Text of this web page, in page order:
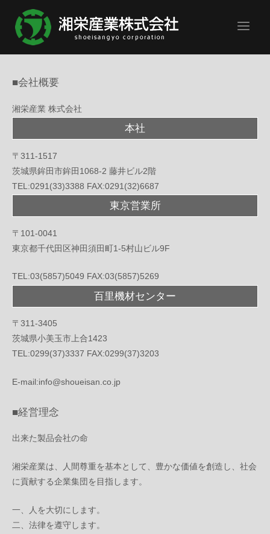
content
Home
■会社概要
湘栄産業 株式会社
本社
〒311-1517
茨城県鉾田市鉾田1068-2 藤井ビル2階
TEL:0291(33)3388 FAX:0291(32)6687
東京営業所
〒101-0041
東京都千代田区神田須田町1-5村山ビル9F
TEL:03(5857)5049 FAX:03(5857)5269
百里機材センター
〒311-3405
茨城県小美玉市上合1423
TEL:0299(37)3337 FAX:0299(37)3203
E-mail:info@shoueisan.co.jp
■経営理念
出来た製品会社の命
湘栄産業は、人間尊重を基本として、豊かな価値を創造し、社会
に貢献する企業集団を目指します。
一、人を大切にします。
二、法律を遵守します。